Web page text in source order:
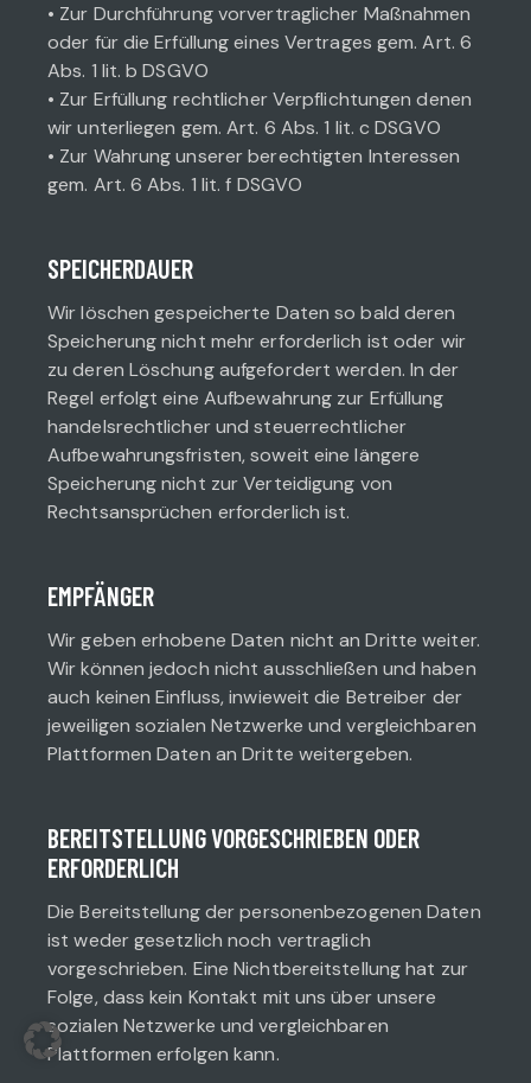
• Zur Durchführung vorvertraglicher Maßnahmen
oder für die Erfüllung eines Vertrages gem. Art. 6
Abs. 1 lit. b DSGVO
• Zur Erfüllung rechtlicher Verpflichtungen denen
wir unterliegen gem. Art. 6 Abs. 1 lit. c DSGVO
• Zur Wahrung unserer berechtigten Interessen
gem. Art. 6 Abs. 1 lit. f DSGVO
SPEICHERDAUER
Wir löschen gespeicherte Daten so bald deren
Speicherung nicht mehr erforderlich ist oder wir
zu deren Löschung aufgefordert werden. In der
Regel erfolgt eine Aufbewahrung zur Erfüllung
handelsrechtlicher und steuerrechtlicher
Aufbewahrungsfristen, soweit eine längere
Speicherung nicht zur Verteidigung von
Rechtsansprüchen erforderlich ist.
EMPFÄNGER
Wir geben erhobene Daten nicht an Dritte weiter.
Wir können jedoch nicht ausschließen und haben
auch keinen Einfluss, inwieweit die Betreiber der
jeweiligen sozialen Netzwerke und vergleichbaren
Plattformen Daten an Dritte weitergeben.
BEREITSTELLUNG VORGESCHRIEBEN ODER
ERFORDERLICH
Die Bereitstellung der personenbezogenen Daten
ist weder gesetzlich noch vertraglich
vorgeschrieben. Eine Nichtbereitstellung hat zur
Folge, dass kein Kontakt mit uns über unsere
sozialen Netzwerke und vergleichbaren
Plattformen erfolgen kann.